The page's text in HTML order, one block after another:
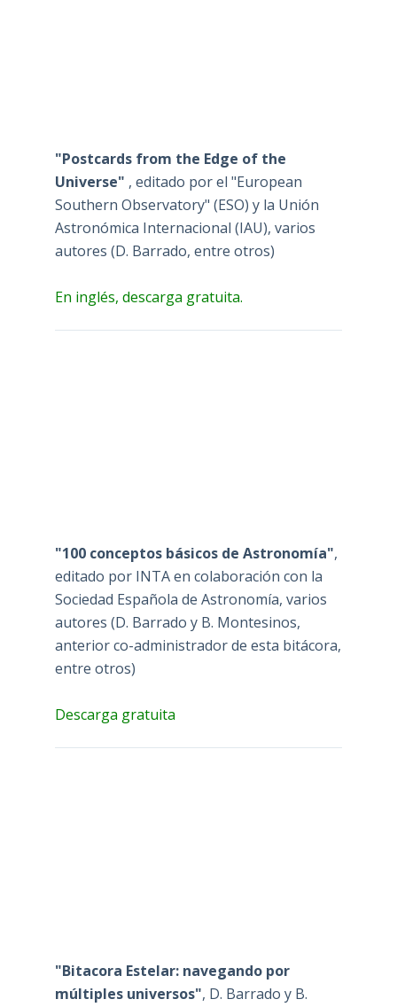
"Postcards from the Edge of the
Universe" , editado por el "European
Southern Observatory" (ESO) y la Unión
Astronómica Internacional (IAU), varios
autores (D. Barrado, entre otros)
En inglés, descarga gratuita.
"100 conceptos básicos de Astronomía",
editado por INTA en colaboración con la
Sociedad Española de Astronomía, varios
autores (D. Barrado y B. Montesinos,
anterior co-administrador de esta bitácora,
entre otros)
Descarga gratuita
"Bitacora Estelar: navegando por
múltiples universos", D. Barrado y B.